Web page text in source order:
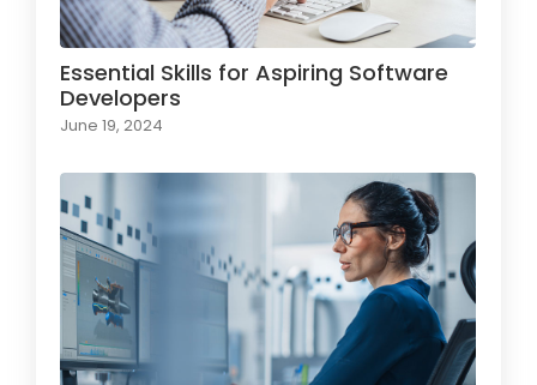
Essential Skills for Aspiring Software
Developers
June 19, 2024